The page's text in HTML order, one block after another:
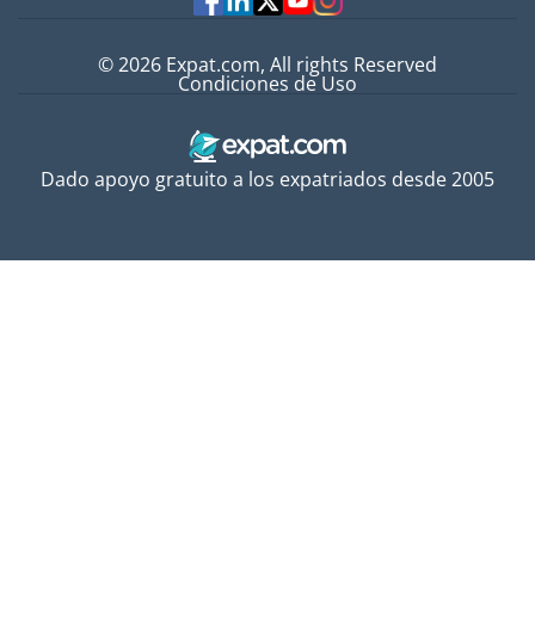
Dado apoyo gratuito a los expatriados desde 2005
© 2026 Expat.com, All rights Reserved
Condiciones de Uso